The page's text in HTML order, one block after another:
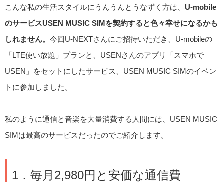
こんな私の生活スタイルにうんうんとうなずく方は、 U-mobile
のサービスUSEN MUSIC SIMを契約すると色々幸せになるかも
しれません。 今回U-NEXTさんにご招待いただき、U-mobileの
「LTE使い放題」プランと、USENさんのアプリ「スマホで
USEN」をセットにしたサービス、USEN MUSIC SIMのイベン
トに参加しました。
私のように通信と音楽を大量消費する人間には、USEN MUSIC
SIMは最高のサービスだったのでご紹介します。
1．毎月2,980円と安価な通信費